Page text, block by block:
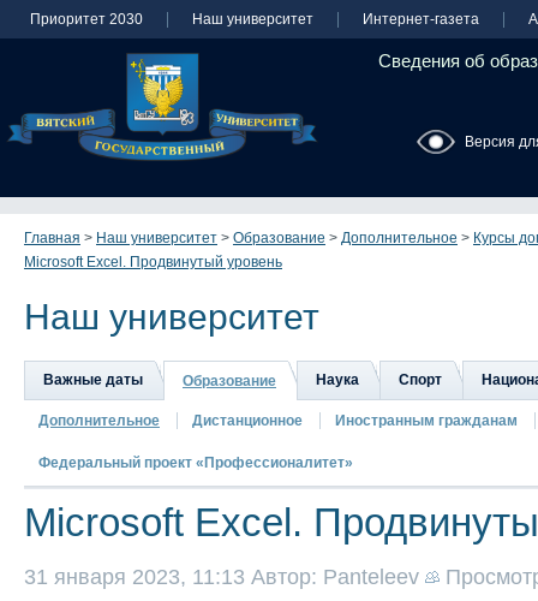
Приоритет 2030 Наш университет Интернет-газета
Сведения об
Версия
Главная > Наш университет > Образование > Дополнительное > Курсы
Microsoft Excel. Продвинутый уровень
Наш университет
Важные даты Образование Наука Спорт
Дополнительное Дистанционное Иностранным гражданам
Федеральный проект «Профессионалитет»
Microsoft Excel.
31 января 2023, 11:13 Автор: Panteleev